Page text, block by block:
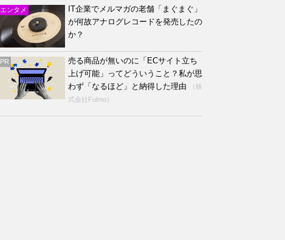
エンタメ
IT企業でメルマガの老舗「まぐまぐ」
が何故アナログレコードを発売したの
か？
PR
売る商品が無いのに「ECサイト立ち
上げ可能」ってどういうこと？私が思
わず「なるほど」と納得した理由
（株
式会社Fulmo）